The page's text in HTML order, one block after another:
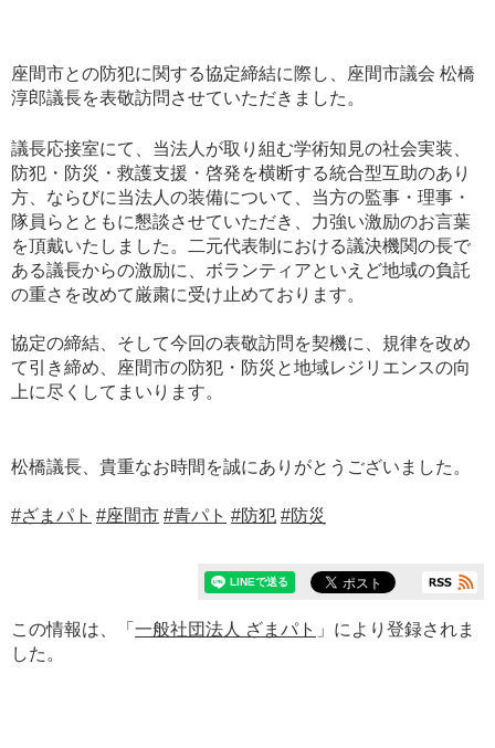
座間市との防犯に関する協定締結に際し、座間市議会 松橋
淳郎議長を表敬訪問させていただきました。
議長応接室にて、当法人が取り組む学術知見の社会実装、
防犯・防災・救護支援・啓発を横断する統合型互助のあり
方、ならびに当法人の装備について、当方の監事・理事・
隊員らとともに懇談させていただき、力強い激励のお言葉
を頂戴いたしました。二元代表制における議決機関の長で
ある議長からの激励に、ボランティアといえど地域の負託
の重さを改めて厳粛に受け止めております。
協定の締結、そして今回の表敬訪問を契機に、規律を改め
て引き締め、座間市の防犯・防災と地域レジリエンスの向
上に尽くしてまいります。
松橋議長、貴重なお時間を誠にありがとうございました。
#ざまパト #座間市 #青パト #防犯 #防災
この情報は、「 一般社団法人 ざまパト 」により登録されま
した。